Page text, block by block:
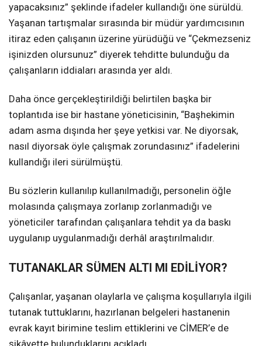
yapacaksınız” şeklinde ifadeler kullandığı öne sürüldü.
Yaşanan tartışmalar sırasında bir müdür yardımcısının
itiraz eden çalışanın üzerine yürüdüğü ve “Çekmezseniz
işinizden olursunuz” diyerek tehditte bulunduğu da
çalışanların iddiaları arasında yer aldı.
Daha önce gerçekleştirildiği belirtilen başka bir
toplantıda ise bir hastane yöneticisinin, “Başhekimin
adam asma dışında her şeye yetkisi var. Ne diyorsak,
nasıl diyorsak öyle çalışmak zorundasınız” ifadelerini
kullandığı ileri sürülmüştü.
Bu sözlerin kullanılıp kullanılmadığı, personelin öğle
molasında çalışmaya zorlanıp zorlanmadığı ve
yöneticiler tarafından çalışanlara tehdit ya da baskı
uygulanıp uygulanmadığı derhâl araştırılmalıdır.
TUTANAKLAR SÜMEN ALTI MI EDİLİYOR?
Çalışanlar, yaşanan olaylarla ve çalışma koşullarıyla ilgili
tutanak tuttuklarını, hazırlanan belgeleri hastanenin
evrak kayıt birimine teslim ettiklerini ve CİMER’e de